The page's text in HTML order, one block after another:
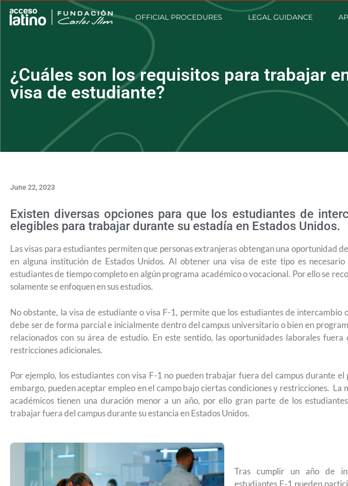
OFFICIAL PROCEDURES LEGAL GUIDANCE
¿Cuáles son los requisitos para trabajar
visa de estudiante?
June 22, 2023
Existen diversas opciones para que los estudiantes de
elegibles para trabajar durante su estadía en Estados Unidos.
Las visas para estudiantes permiten que personas extranjeras obtengan una oportunidad
en alguna institución de Estados Unidos. Al obtener una visa de este tipo es necesario
estudiantes de tiempo completo en algún programa académico o vocacional. Por ello se
solamente se enfoquen en sus estudios.
No obstante, la visa de estudiante o visa F-1, permite que los estudiantes de intercambio
debe ser de forma parcial e inicialmente dentro del campus universitario o bien en
relacionados con su área de estudio. En este sentido, las oportunidades laborales fuera
restricciones adicionales.
Por ejemplo, los estudiantes con visa F-1 no pueden trabajar fuera del campus durante el
embargo, pueden aceptar empleo en el campo bajo ciertas condiciones y restricciones. La
académicos tienen una duración menor a un año, por ello gran parte de los
trabajar fuera del campus durante su estancia en Estados Unidos.
Tras cumplir un año de
estudiantes F-1 pueden
¿Qué es la tarifa de reciprocidad para la visa
americana y quién debe pagarla?